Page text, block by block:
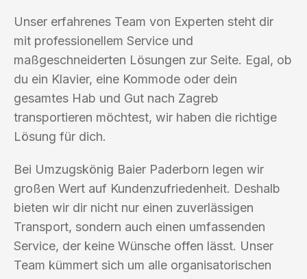
Unser erfahrenes Team von Experten steht dir
mit professionellem Service und
maßgeschneiderten Lösungen zur Seite. Egal, ob
du ein Klavier, eine Kommode oder dein
gesamtes Hab und Gut nach Zagreb
transportieren möchtest, wir haben die richtige
Lösung für dich.
Bei Umzugskönig Baier Paderborn legen wir
großen Wert auf Kundenzufriedenheit. Deshalb
bieten wir dir nicht nur einen zuverlässigen
Transport, sondern auch einen umfassenden
Service, der keine Wünsche offen lässt. Unser
Team kümmert sich um alle organisatorischen